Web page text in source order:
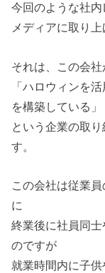
今回のような社内
メディアに取り
それは、この会社
「ハロウィンを
を構築している」
という企業の取
す。
この会社は従業
に
終業後に社員同
のですが
就業時間内に子